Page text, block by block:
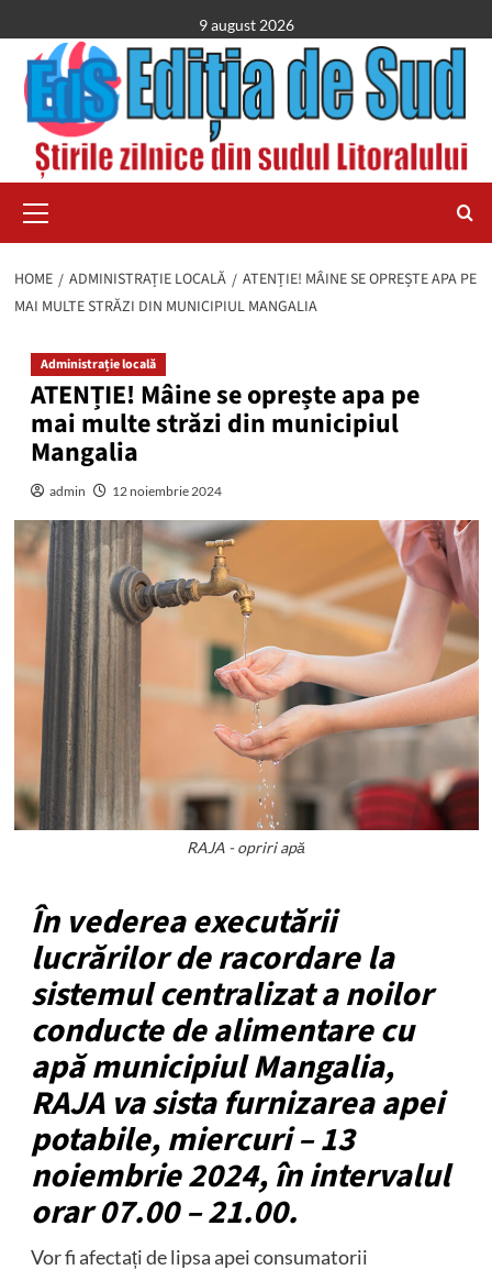
to
content
9 august 2026
Menu
HOME ADMINISTRAȚIE LOCALĂ
ATENȚIE! MÂINE SE OPREȘTE APA PE
MAI MULTE STRĂZI DIN MUNICIPIUL MANGALIA
Administrație locală
ATENȚIE! Mâine se oprește apa pe
mai multe străzi din municipiul
Mangalia
admin 12 noiembrie 2024
RAJA - opriri apă
În vederea executării
lucrărilor de racordare la
sistemul centralizat a noilor
conducte de alimentare cu
apă municipiul Mangalia,
RAJA va sista furnizarea apei
potabile, miercuri – 13
noiembrie 2024, în intervalul
orar 07.00 – 21.00.
Vor fi afectați de lipsa apei consumatorii